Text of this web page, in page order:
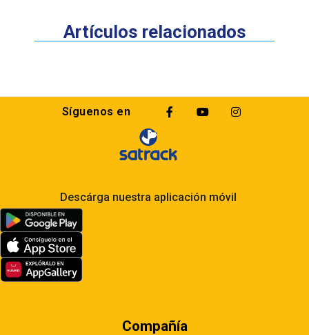
Artículos relacionados
Síguenos en
Descárga nuestra aplicación móvil
Compañía